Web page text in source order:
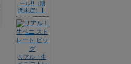
ール!!（期
間未定）】
リアル！生